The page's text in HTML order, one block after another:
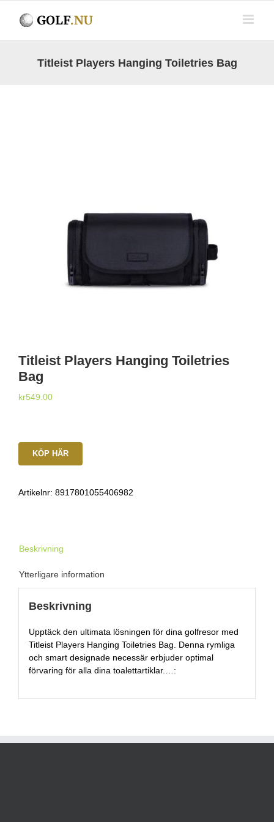
Titleist Players Hanging Toiletries Bag
Titleist Players Hanging Toiletries
Bag
kr549.00
KÖP HÄR
Artikelnr: 8917801055406982
Beskrivning
Ytterligare information
Beskrivning
Upptäck den ultimata lösningen för dina golfresor med
Titleist Players Hanging Toiletries Bag. Denna rymliga
och smart designade necessär erbjuder optimal
förvaring för alla dina toalettartiklar.…: